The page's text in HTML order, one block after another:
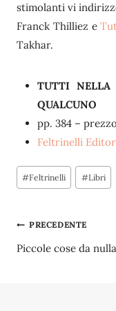
stimolanti vi
Franck Thilliez e
Takhar.
TUTTI
QUALCUNO
pp. 384 –
Feltrinelli
Tag
articolo:
#Feltrinelli #Libri
Navigazione
articoli
PRECEDENTE
Piccole cose da nulla